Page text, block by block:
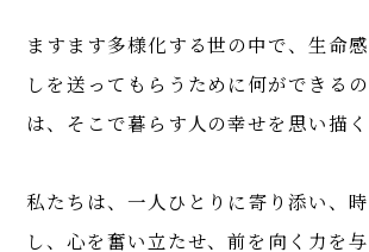
た。
2025.12.21
エア」は、＜全532邸＞完売いたし
ますます多様化する世の中で、 生命
しを送ってもらうために何ができる
は、そこで暮らす人の幸せを思い描く
私たちは、一人ひとりに寄り添い、
し、心を奮い立たせ、前を向く力を与